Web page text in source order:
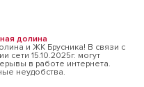
долина
и ЖК Брусника! В связи с
сети 15.10.2025г. могут
в работе интернета.
неудобства.